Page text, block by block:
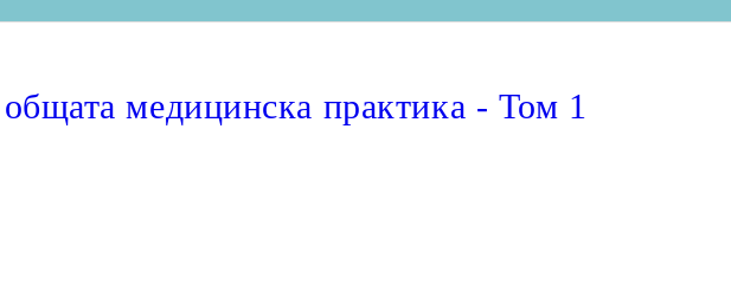
медицинска практика - Том 1